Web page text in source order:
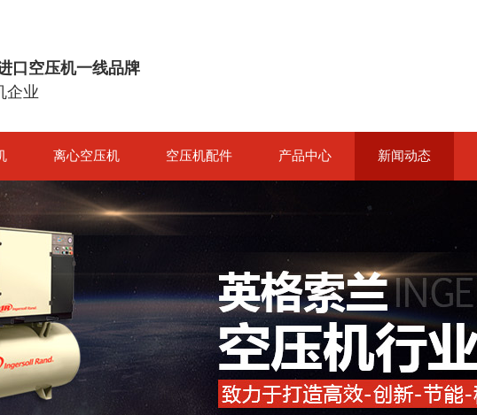
空压机一线品牌
企业
离心空压机 空压机配件 产品中心 新闻动态